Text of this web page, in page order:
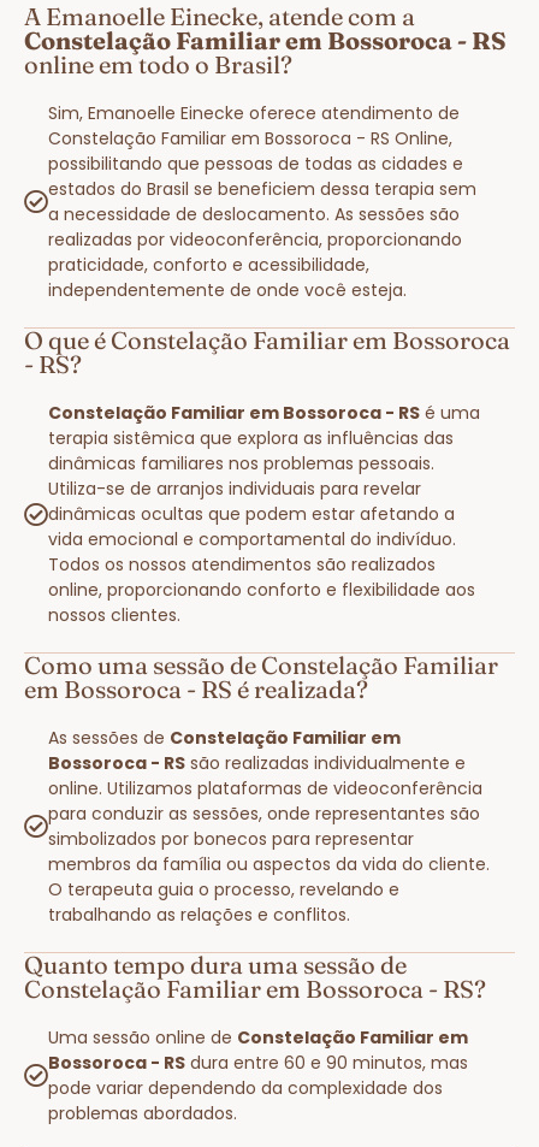
A Emanoelle Einecke, atende com a
Constelação Familiar em Bossoroca - RS
online em todo o Brasil?
Sim, Emanoelle Einecke oferece atendimento de
Constelação Familiar em Bossoroca - RS Online,
possibilitando que pessoas de todas as cidades e
estados do Brasil se beneficiem dessa terapia sem
a necessidade de deslocamento. As sessões são
realizadas por videoconferência, proporcionando
praticidade, conforto e acessibilidade,
independentemente de onde você esteja.
O que é Constelação Familiar em Bossoroca
- RS?
Constelação Familiar em Bossoroca - RS é uma
terapia sistêmica que explora as influências das
dinâmicas familiares nos problemas pessoais.
Utiliza-se de arranjos individuais para revelar
dinâmicas ocultas que podem estar afetando a
vida emocional e comportamental do indivíduo.
Todos os nossos atendimentos são realizados
online, proporcionando conforto e flexibilidade aos
nossos clientes.
Como uma sessão de Constelação Familiar
em Bossoroca - RS é realizada?
As sessões de Constelação Familiar em
Bossoroca - RS são realizadas individualmente e
online. Utilizamos plataformas de videoconferência
para conduzir as sessões, onde representantes são
simbolizados por bonecos para representar
membros da família ou aspectos da vida do cliente.
O terapeuta guia o processo, revelando e
trabalhando as relações e conflitos.
Quanto tempo dura uma sessão de
Constelação Familiar em Bossoroca - RS?
Uma sessão online de Constelação Familiar em
Bossoroca - RS dura entre 60 e 90 minutos, mas
pode variar dependendo da complexidade dos
problemas abordados.